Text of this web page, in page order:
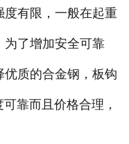
有限，一般在起重
为了增加安全可靠
质的合金钢，板钩
靠而且价格合理，